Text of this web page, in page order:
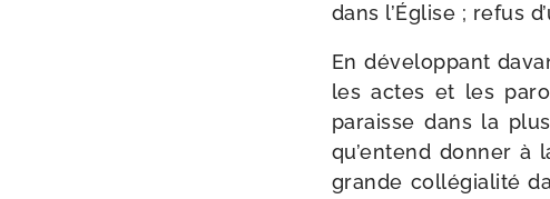
dans l’Église ; refus
En déve­lop­pant
les actes et les
paraisse dans la
qu’en­tend don­ner à
grande col­lé­gia­li­té